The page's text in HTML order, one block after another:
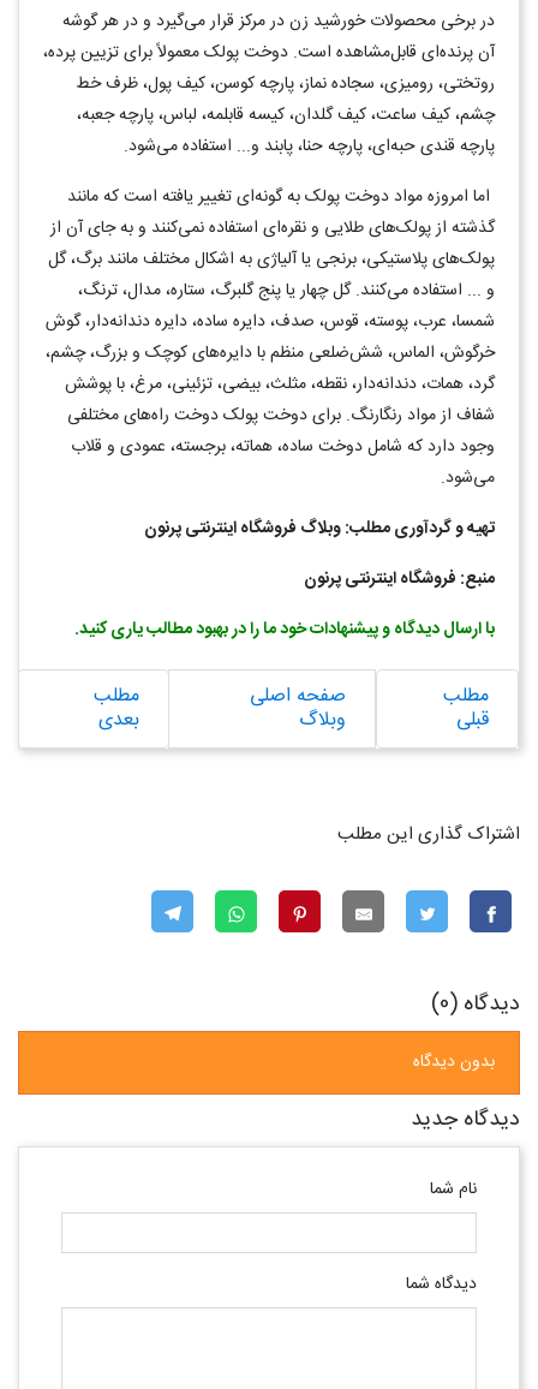
در برخی محصولات خورشید زن در مرکز قرار می‌گیرد و در هر گوشه
آن پرنده‌ای قابل‌مشاهده است. دوخت پولک معمولاً برای تزیین پرده،
روتختی، رومیزی، سجاده نماز، پارچه کوسن، کیف پول، ظرف خط
چشم، کیف ساعت، کیف گلدان، کیسه قابلمه، لباس، پارچه جعبه،
پارچه قندی حبه‌ای، پارچه حنا، پابند و... استفاده ‌می‌شود.
اما امروزه مواد دوخت پولک به گونه‌ای تغییر یافته است که مانند
گذشته از پولک‌های طلایی و نقره‌ای استفاده نمی‌کنند و به جای آن از
پولک‌های پلاستیکی، برنجی یا آلیاژی به اشکال مختلف مانند برگ، گل
و ... استفاده ‌می‌کنند. گل چهار یا پنج گلبرگ، ستاره، مدال، ترنگ،
شمسا، عرب، پوسته، قوس، صدف، دایره ساده، دایره دندانه‌دار، گوش
خرگوش، الماس، شش‌ضلعی منظم با دایره‌های کوچک و بزرگ، چشم،
گرد، همات، دندانه‌دار، نقطه، مثلث، بیضی، تزئینی، مرغ، با پوشش
شفاف از مواد رنگارنگ. برای دوخت پولک دوخت راه‌های مختلفی
وجود دارد که شامل دوخت ساده، هماته، برجسته، عمودی و قلاب
‌می‌شود.
تهیه و گردآوری مطلب: وبلاگ فروشگاه اینترنتی پرنون
منبع: فروشگاه اینترنتی پرنون
با ارسال دیدگاه و پیشنهادات خود ما را در بهبود مطالب یاری کنید.
مطلب
قبلی
صفحه اصلی
وبلاگ
مطلب
بعدی
اشتراک گذاری این مطلب
دیدگاه (0)
بدون دیدگاه
دیدگاه جدید
نام شما
دیدگاه شما